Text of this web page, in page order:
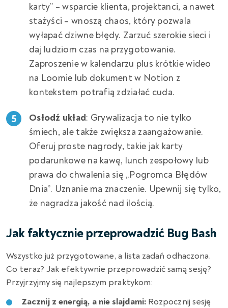
karty” – wsparcie klienta, projektanci, a nawet
stażyści – wnoszą chaos, który pozwala
wyłapać dziwne błędy. Zarzuć szerokie sieci i
daj ludziom czas na przygotowanie.
Zaproszenie w kalendarzu plus krótkie wideo
na Loomie lub dokument w Notion z
kontekstem potrafią zdziałać cuda.
Osłodź układ: Grywalizacja to nie tylko
śmiech, ale także zwiększa zaangażowanie.
Oferuj proste nagrody, takie jak karty
podarunkowe na kawę, lunch zespołowy lub
prawa do chwalenia się „Pogromca Błędów
Dnia”. Uznanie ma znaczenie. Upewnij się tylko,
że nagradza jakość nad ilością.
Jak faktycznie przeprowadzić Bug Bash
Wszystko już przygotowane, a lista zadań odhaczona.
Co teraz? Jak efektywnie przeprowadzić samą sesję?
Przyjrzyjmy się najlepszym praktykom:
Zacznij z energią, a nie slajdami:Rozpocznij sesję